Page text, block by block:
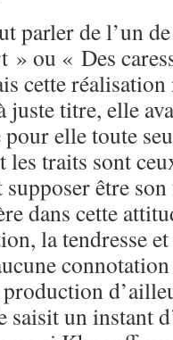
parler de l’un
» ou « Des
cette réalisation
juste titre, elle
elle toute
les traits sont
être
dans cette
la tendresse
un instant